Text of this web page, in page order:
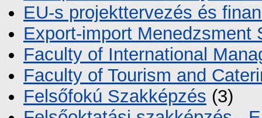
EU-s projekttervezés és
Export-import Menedzsment
Faculty of International
Faculty of Tourism and
Felsőfokú Szakképzés (3)